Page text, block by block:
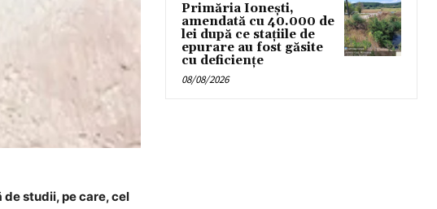
studii, pe care, cel
Primăria Ionești,
amendată cu 40.000 de
lei după ce stațiile de
epurare au fost găsite
cu deficiențe
08/08/2026